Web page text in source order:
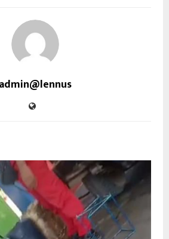
admin@lennus